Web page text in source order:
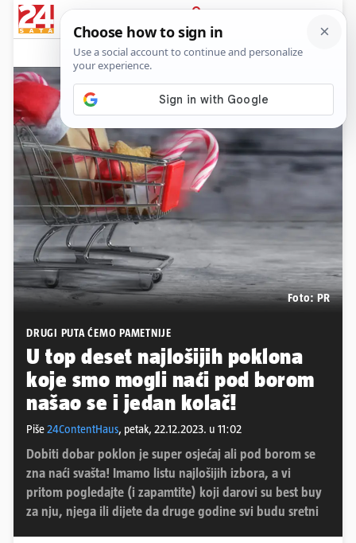
PRIJAVA
Native sadržaj Komentari
Foto: PR
DRUGI PUTA ĆEMO PAMETNIJE
U top deset najlošijih poklona
koje smo mogli naći pod borom
našao se i jedan kolač!
Piše24ContentHaus, petak, 22.12.2023. u 11:02
Dobiti dobar poklon je super osjećaj ali pod borom se
zna naći svašta! Imamo listu najlošijih izbora, a vi
pritom pogledajte (i zapamtite) koji darovi su best buy
za nju, njega ili dijete da druge godine svi budu sretni